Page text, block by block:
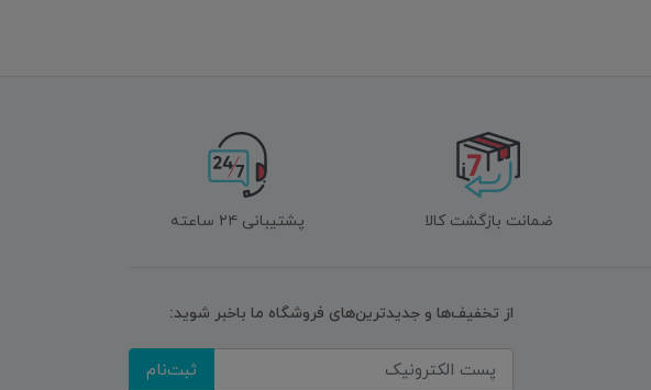
ضمانت بازگشت کالا پشتیبانی ۲۴ ساعته
از تخفیف‌ها و جدیدترین‌های فروشگاه ما باخبر شوید:
ثبت‌نام